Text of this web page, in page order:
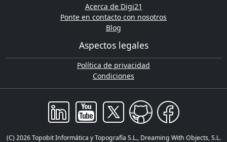
Acerca de Digi21
Ponte en contacto con nosotros
Blog
Aspectos legales
Política de privacidad
Condiciones
(C) 2026 Topobit Informática y Topografía S.L., Dreaming With Objects, S.L.